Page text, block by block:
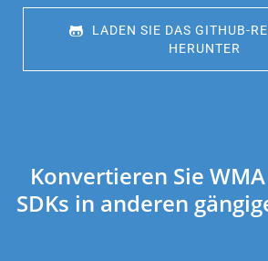
LADEN SIE DAS GITHUB-
HERUNTER
Konvertieren Sie
SDKs in anderen